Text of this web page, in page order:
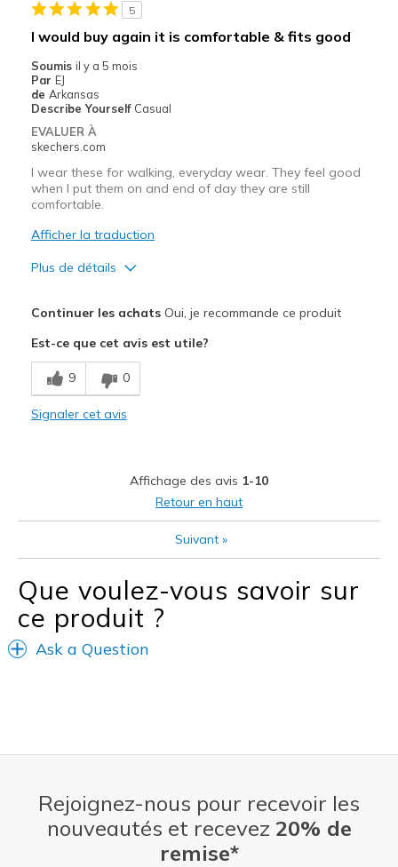
Width
Sizing
Feels true to size
View On Shoes
5
I would buy again it is comfortable & fits good
Soumis il y a 5 mois
Par EJ
de Arkansas
Describe Yourself Casual
EVALUER À
skechers.com
I wear these for walking, everyday wear. They feel good
when I put them on and end of day they are still
comfortable.
Afficher la traduction
Plus de détails
Comfortable
Stylish
Shoes are for Wearing
Continuer les achatsOui, je recommande ce produit
Est-ce que cet avis est utile?
9 0
Signaler cet avis
Affichage des avis 1-10
Retour en haut
Suivant »
Que voulez-vous savoir sur
ce produit ?
Ask a Question
Rejoignez-nous pour recevoir les
nouveautés et recevez 20% de
remise*